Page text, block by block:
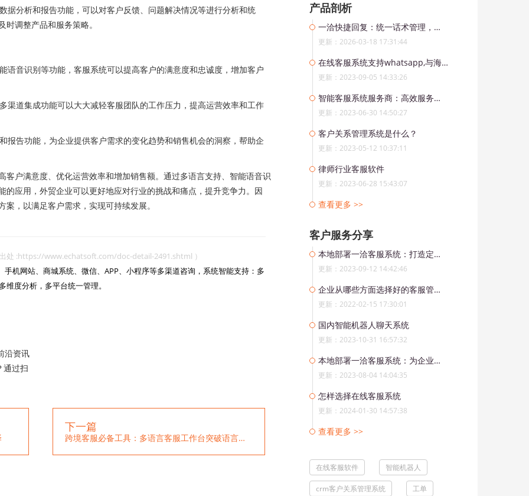
分析和报告功能，可以对客户反馈、问题解决情况等进行分析和统
调整产品和服务策略。
识别等功能，客服系统可以提高客户的满意度和忠诚度，增加客户
集成功能可以大大减轻客服团队的工作压力，提高运营效率和工作
功能，为企业提供客户需求的变化趋势和销售机会的洞察，帮助企
满意度、优化运营效率和增加销售额。通过多语言支持、智能语音识
应用，外贸企业可以更好地应对行业的挑战和痛点，提升竞争力。因
，以满足客户需求，实现可持续发展。
处 :https://www.echatsoft.com/doc-detail-2491.shtml ）
机网站、商城系统、微信、APP、小程序等多渠道咨询，系统智能支持：多
度分析，多平台统一管理。
沿资讯
通过扫
下一篇
跨境客服必备工具：多语言客服工作台突破语言障碍
产品剖析
一洽快捷回复：统一话术管理，让团队响应更高效
更新：2026-03-18 17:31:44
在线客服系统支持whatsapp,与海外客户紧密联系
更新：2023-09-05 14:33:26
智能客服系统服务商：高效服务、智能驱动的未来之选
更新：2023-06-30 14:50:27
客户关系管理系统是什么？
更新：2023-05-12 10:37:11
律师行业客服软件
更新：2023-06-28 15:43:07
查看更多 >>
客户服务分享
本地部署一洽客服系统：打造定制化在线客服解决方案
更新：2023-09-12 14:42:46
企业从哪些方面选择好的客服管理软件？
更新：2022-02-15 17:30:01
国内智能机器人聊天系统
更新：2023-10-31 16:57:32
本地部署一洽客服系统：为企业实现数据隐私与合规要求提供保障
更新：2023-08-04 14:04:35
怎样选择在线客服系统
更新：2024-01-30 14:57:38
查看更多 >>
在线客服软件 智能机器人
crm客户关系管理系统 工单